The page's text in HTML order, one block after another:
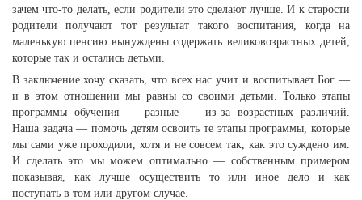
зачем что-то делать, если родители это сделают лучше. И к старости
родители получают тот результат такого воспитания, когда на
маленькую пенсию вынуждены содержать великовозрастных детей,
которые так и остались детьми.
В заключение хочу сказать, что всех нас учит и воспитывает Бог —
и в этом отношении мы равны со своими детьми. Только этапы
программы обучения — разные — из-за возрастных различий.
Наша задача — помочь детям освоить те этапы программы, которые
мы сами уже проходили, хотя и не совсем так, как это суждено им.
И сделать это мы можем оптимально — собственным примером
показывая, как лучше осуществить то или иное дело и как
поступать в том или другом случае.